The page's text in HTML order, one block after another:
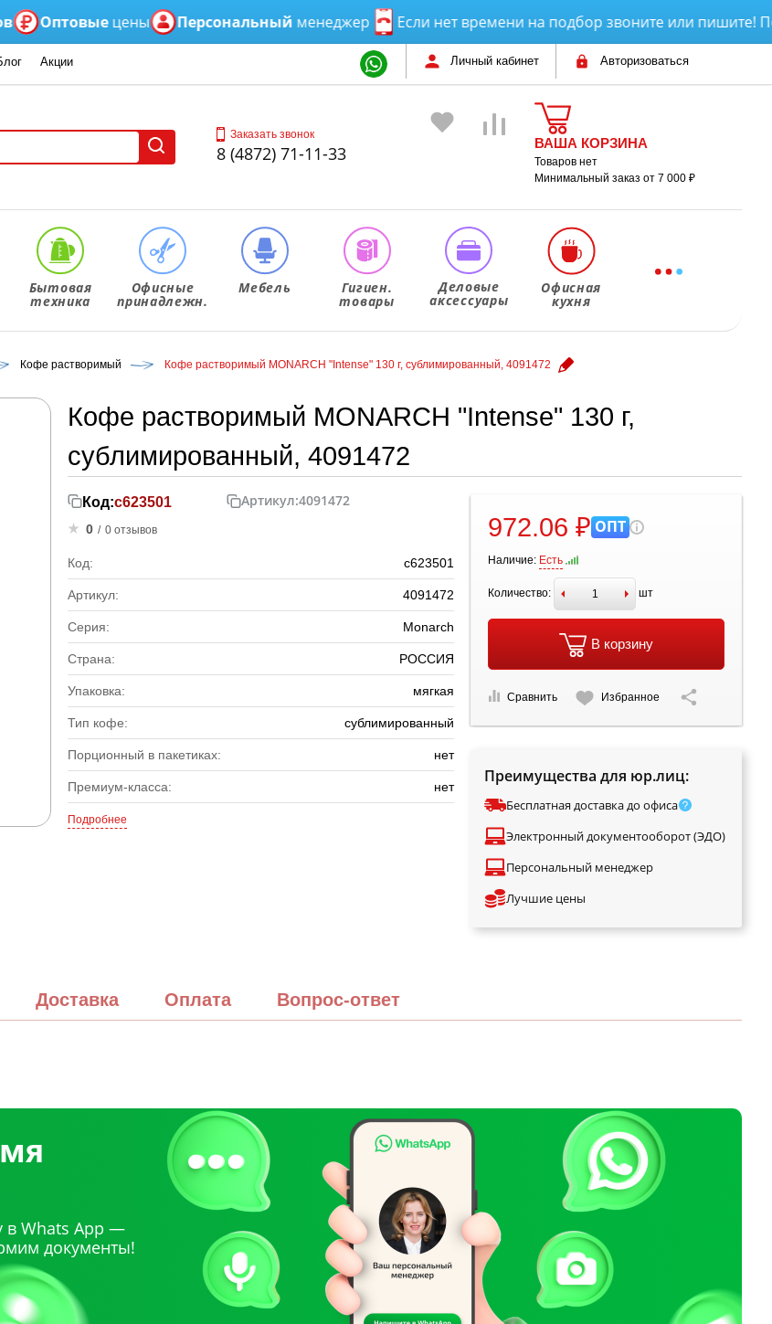
Оптовыецены Персональныйменеджер Если нет времени на подбор звоните или пишите!
Личный кабинет Авторизоваться
Акции
Заказать звонок
8 (4872) 71-11-33 ВАША КОРЗИНА
Товаров нет
Минимальный заказ от 7 000 ₽
Бытовая
техника
Офисные
принадлежн.
Мебель Гигиен.
товары
Деловые
аксессуары
Офисная
кухня
Кофе растворимый Кофе растворимый MONARCH "Intense" 130 г, сублимированный, 4091472
Кофе растворимый MONARCH "Intense" 130 г,
сублимированный, 4091472
Код:с623501 Артикул:4091472
0 / 0 отзывов
Код: с623501
Артикул: 4091472
Серия: Monarch
Страна: РОССИЯ
Упаковка: мягкая
Тип кофе: сублимированный
Порционный в пакетиках: нет
Премиум-класса: нет
Подробнее
972.06 ₽ ОПТ
Наличие: Есть
Количество: шт
В корзину
Сравнить Избранное
Преимущества для юр.лиц:
Бесплатная доставка до офиса
Электронный документооборот (ЭДО)
Персональный менеджер
Лучшие цены
Доставка Оплата Вопрос-ответ
в Whats App —
документы!